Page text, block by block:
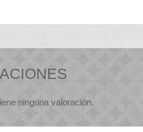
ningúna valoración.